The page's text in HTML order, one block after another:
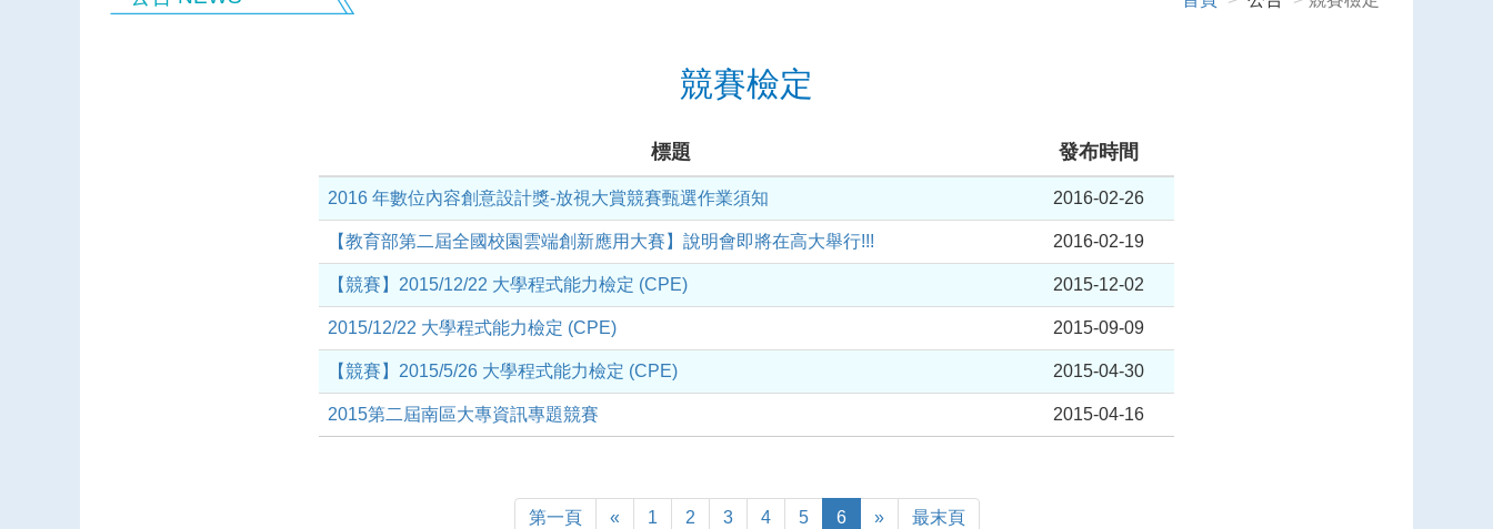
競賽檢定
標題 發布時間
2016 年數位內容創意設計獎-放視大賞競賽甄選作業須知 2016-02-26
【教育部第二屆全國校園雲端創新應用大賽】說明會即將在高大舉行!!! 2016-02-19
【競賽】2015/12/22 大學程式能力檢定 (CPE) 2015-12-02
2015/12/22 大學程式能力檢定 (CPE) 2015-09-09
【競賽】2015/5/26 大學程式能力檢定 (CPE) 2015-04-30
2015第二屆南區大專資訊專題競賽 2015-04-16
第一頁First«Previous
1 2 3 4 5 6 »Next最末頁Last